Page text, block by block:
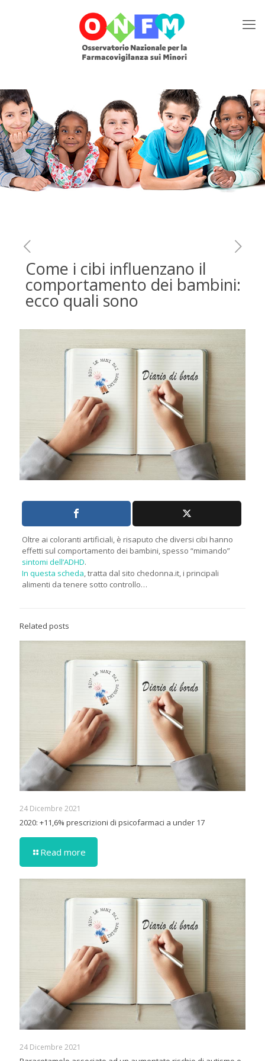
Come i cibi influenzano il
comportamento dei bambini:
ecco quali sono
Oltre ai coloranti artificiali, è risaputo che diversi cibi hanno
effetti sul comportamento dei bambini, spesso “mimando”
sintomi dell’ADHD.
In questa scheda, tratta dal sito chedonna.it, i principali
alimenti da tenere sotto controllo…
Related posts
24 Dicembre 2021
2020: +11,6% prescrizioni di psicofarmaci a under 17
Read more
24 Dicembre 2021